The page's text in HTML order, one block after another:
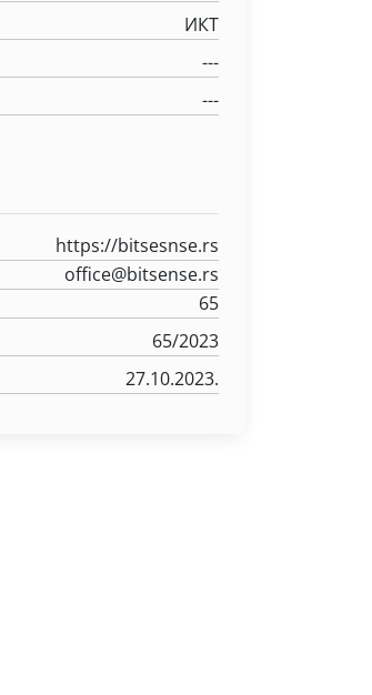
ИКТ
---
---
https://bitsesnse.rs
office@bitsense.rs
65
65/2023
27.10.2023.